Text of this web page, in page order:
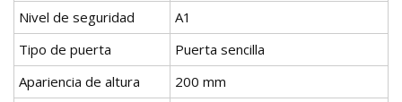
Nivel de seguridad
A1
Tipo de puerta
Puerta sencilla
Apariencia de altura
200 mm